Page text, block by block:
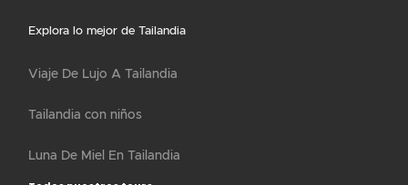
Explora lo mejor de Tailandia
Viaje De Lujo A Tailandia
Tailandia con niños
Luna De Miel En Tailandia